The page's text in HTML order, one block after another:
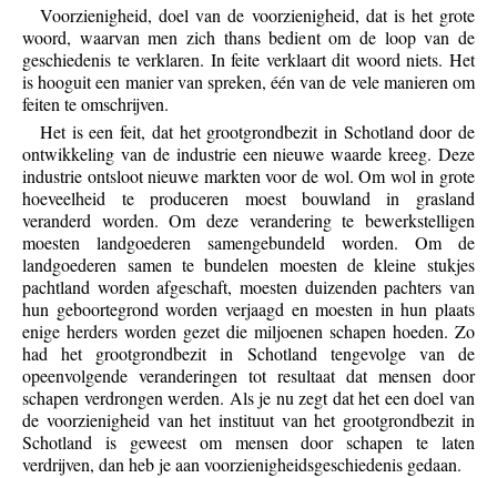
Voorzienigheid, doel van de voorzienigheid, dat is het grote
woord, waarvan men zich thans bedient om de loop van de
geschiedenis te verklaren. In feite verklaart dit woord niets. Het
is hooguit een manier van spreken, één van de vele manieren om
feiten te omschrijven.
Het is een feit, dat het grootgrondbezit in Schotland door de
ontwikkeling van de industrie een nieuwe waarde kreeg. Deze
industrie ontsloot nieuwe markten voor de wol. Om wol in grote
hoeveelheid te produceren moest bouwland in grasland
veranderd worden. Om deze verandering te bewerkstelligen
moesten landgoederen samengebundeld worden. Om de
landgoederen samen te bundelen moesten de kleine stukjes
pachtland worden afgeschaft, moesten duizenden pachters van
hun geboortegrond worden verjaagd en moesten in hun plaats
enige herders worden gezet die miljoenen schapen hoeden. Zo
had het grootgrondbezit in Schotland tengevolge van de
opeenvolgende veranderingen tot resultaat dat mensen door
schapen verdrongen werden. Als je nu zegt dat het een doel van
de voorzienigheid van het instituut van het grootgrondbezit in
Schotland is geweest om mensen door schapen te laten
verdrijven, dan heb je aan voorzienigheidsgeschiedenis gedaan.